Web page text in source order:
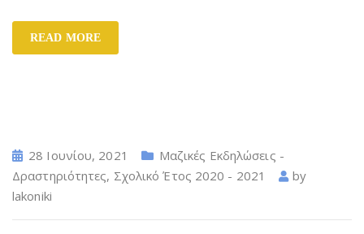
READ MORE
28 Ιουνίου, 2021
Μαζικές Εκδηλώσεις -
Δραστηριότητες, Σχολικό Έτος 2020 - 2021
by
lakoniki